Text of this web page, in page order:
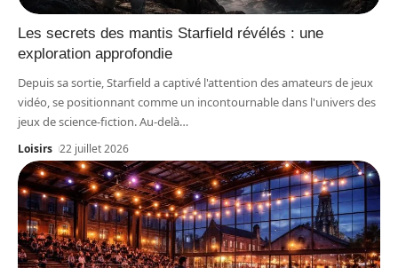
Les secrets des mantis Starfield révélés : une
exploration approfondie
Depuis sa sortie, Starfield a captivé l'attention des amateurs de jeux
vidéo, se positionnant comme un incontournable dans l'univers des
jeux de science-fiction. Au-delà…
Loisirs 22 juillet 2026